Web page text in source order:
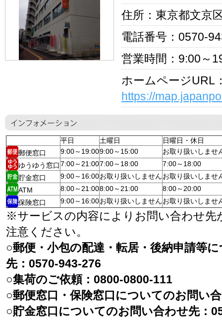
住所：東京都文京
電話番号：0570-
営業時間：9:00～
ホームページURL
https://
平日 土曜日
日曜日・休日
郵便窓口
9:00～19:009:00～15:00
お取り扱いしませ
ゆうゆう窓口 7:00～21:007:00～18:00
7:00～18:00
貯金窓口
9:00～16:00お取り扱いしません お取り扱いしませ
ATM
8:00～21:008:00～21:00
8:00～20:00
保険窓口
9:00～16:00お取り扱いしません お取り扱いしませ
※サービスの内容によりお問い合わせ先
注意ください。
○郵便・小包の配達・転居・後納申請等
先：0570-943-276
○集荷のご依頼：0800-0800-111
○郵便窓口・保険窓口についてのお問い
○貯金窓口についてのお問い合わせ先：